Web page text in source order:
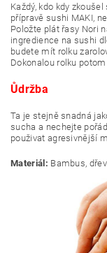
Každý, kdo kdy
přípravě sushi MAKI,
Položte plát řasy Nori
ingredience na sushi
budete mít rolku
Dokonalou rolku
Ůdržba
Ta je stejně snadná
sucha a nechejte
použivat agresivnější
Materiál: Bambus,